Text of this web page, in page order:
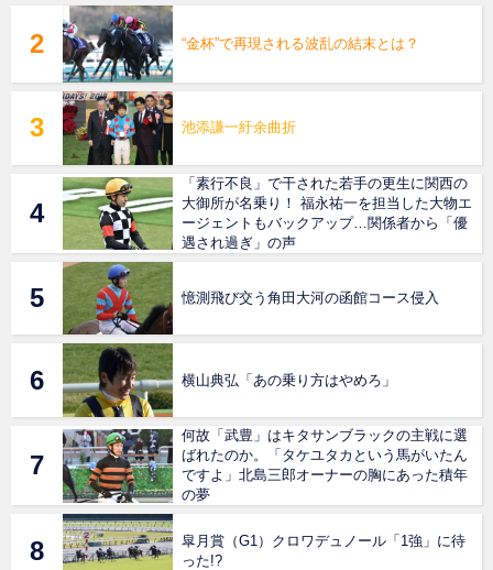
“金杯”で再現される波乱の結末とは？
池添謙一紆余曲折
「素行不良」で干された若手の更生に関西の
大御所が名乗り！ 福永祐一を担当した大物エ
ージェントもバックアップ…関係者から「優
遇され過ぎ」の声
憶測飛び交う角田大河の函館コース侵入
横山典弘「あの乗り方はやめろ」
何故「武豊」はキタサンブラックの主戦に選
ばれたのか。「タケユタカという馬がいたん
ですよ」北島三郎オーナーの胸にあった積年
の夢
皐月賞（G1）クロワデュノール「1強」に待
った!?